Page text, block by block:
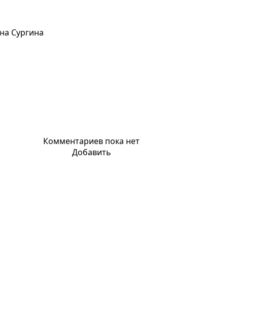
Сургина
Комментариев пока нет
Добавить